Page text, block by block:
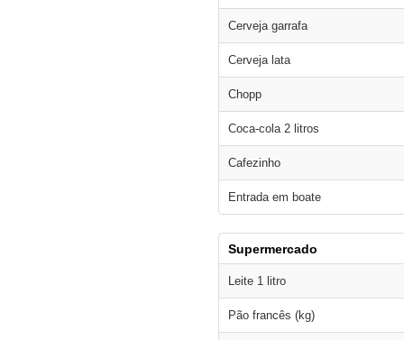
Cerveja garrafa
Cerveja lata
Chopp
Coca-cola 2 litros
Cafezinho
Entrada em boate
Supermercado
Leite 1 litro
Pão francês (kg)